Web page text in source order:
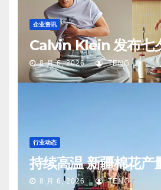
企业资讯
Calvin Klein 发布七
8 月 6, 2026 TENG
行业动态
持续高温 新疆棉花产
8 月 6, 2026 TENG